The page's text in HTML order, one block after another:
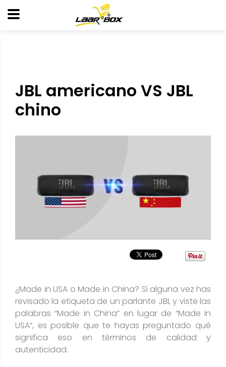
JBL americano VS JBL
chino
¿Made in USA o Made in China? Si alguna vez has
revisado la etiqueta de un parlante JBL y viste las
palabras “Made in China” en lugar de “Made in
USA”, es posible que te hayas preguntado qué
significa eso en términos de calidad y
autenticidad.